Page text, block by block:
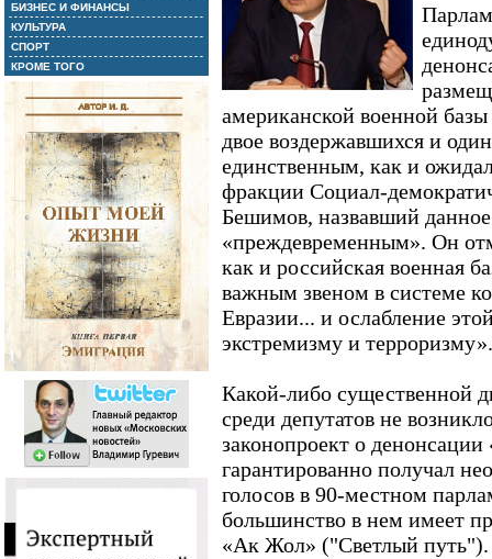
БИЗНЕС И ФИНАНСЫ
КУЛЬТУРА
СПОРТ
КРОМЕ ТОГО
американской военной
двое воздержавшихся и
единственным, как и
фракции Социал-
Бешимов, назвавший
«преждевременным». Он
как и российская военная
важным звеном в системе
Евразии... и ослабление
экстремизму и терроризму».
Какой-либо существенной
среди депутатов не
законопроект о денонсации
гарантированно получал
голосов в 90-местном
большинство в нем имеет
«Ак Жол» ("Светлый путь").